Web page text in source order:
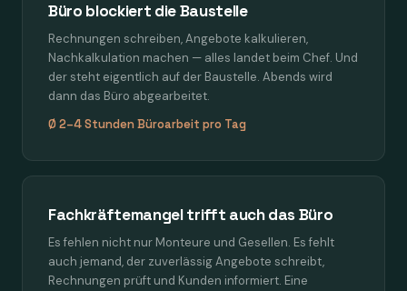
Büro blockiert die Baustelle
Rechnungen schreiben, Angebote kalkulieren,
Nachkalkulation machen — alles landet beim Chef. Und
der steht eigentlich auf der Baustelle. Abends wird
dann das Büro abgearbeitet.
Ø 2–4 Stunden Büroarbeit pro Tag
Fachkräftemangel trifft auch das Büro
Es fehlen nicht nur Monteure und Gesellen. Es fehlt
auch jemand, der zuverlässig Angebote schreibt,
Rechnungen prüft und Kunden informiert. Eine